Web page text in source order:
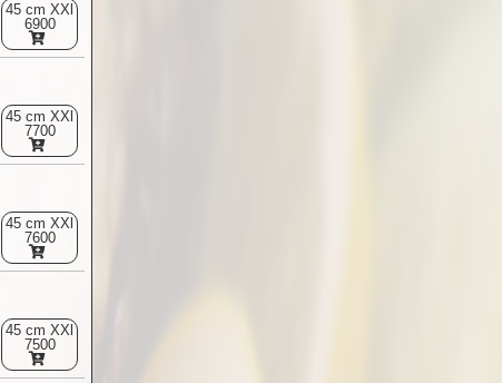
45 cm XXl
6900
45 cm XXl
7700
45 cm XXl
7600
45 cm XXl
7500